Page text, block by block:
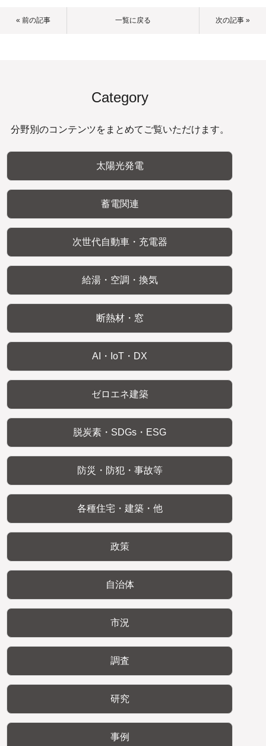
« 前の記事 一覧に戻る 次の記事 »
Category
分野別のコンテンツをまとめてご覧いただけます。
太陽光発電
蓄電関連
次世代自動車・充電器
給湯・空調・換気
断熱材・窓
AI・IoT・DX
ゼロエネ建築
脱炭素・SDGs・ESG
防災・防犯・事故等
各種住宅・建築・他
政策
自治体
市況
調査
研究
事例